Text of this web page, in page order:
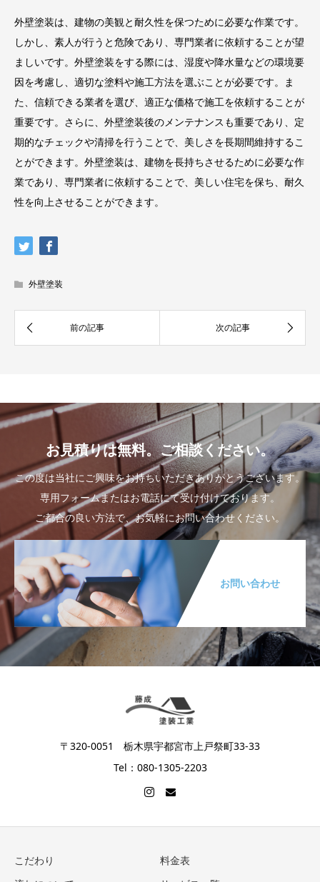
外壁塗装は、建物の美観と耐久性を保つために必要な作業です。
しかし、素人が行うと危険であり、専門業者に依頼することが望
ましいです。外壁塗装をする際には、湿度や降水量などの環境要
因を考慮し、適切な塗料や施工方法を選ぶことが必要です。ま
た、信頼できる業者を選び、適正な価格で施工を依頼することが
重要です。さらに、外壁塗装後のメンテナンスも重要であり、定
期的なチェックや清掃を行うことで、美しさを長期間維持するこ
とができます。外壁塗装は、建物を長持ちさせるために必要な作
業であり、専門業者に依頼することで、美しい住宅を保ち、耐久
性を向上させることができます。
外壁塗装
お見積りは無料。ご相談ください。
この度は当社にご興味をお持ちいただきありがとうございます。
専用フォームまたはお電話にて受け付けております。
ご都合の良い方法で、お気軽にお問い合わせください。
お問い合わせ
〒320-0051 栃木県宇都宮市上戸祭町33-33
Tel：080-1305-2203
こだわり
料金表